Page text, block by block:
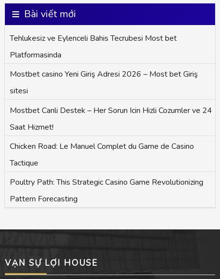
Bài viết mới
Tehlukesiz ve Eylenceli Bahis Tecrubesi Most bet
Platformasinda
Mostbet casino Yeni Giriş Adresi 2026 – Most bet Giriş
sitesi
Mostbet Canli Destek – Her Sorun Icin Hizli Cozumler ve 24
Saat Hizmet!
Chicken Road: Le Manuel Complet du Game de Casino
Tactique
Poultry Path: This Strategic Casino Game Revolutionizing
Pattern Forecasting
VẠN SỰ LỢI HOUSE